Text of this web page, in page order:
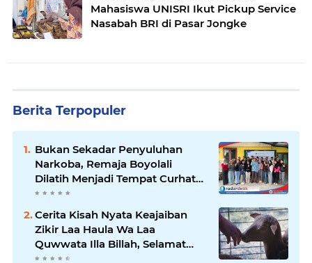
Mahasiswa UNISRI Ikut Pickup Service
Nasabah BRI di Pasar Jongke
Berita Terpopuler
Bukan Sekadar Penyuluhan
Narkoba, Remaja Boyolali
Dilatih Menjadi Tempat Curhat
yang Aman bagi Temannya
Cerita Kisah Nyata Keajaiban
Zikir Laa Haula Wa Laa
Quwwata Illa Billah, Selamat
dan Membawa Ratusan